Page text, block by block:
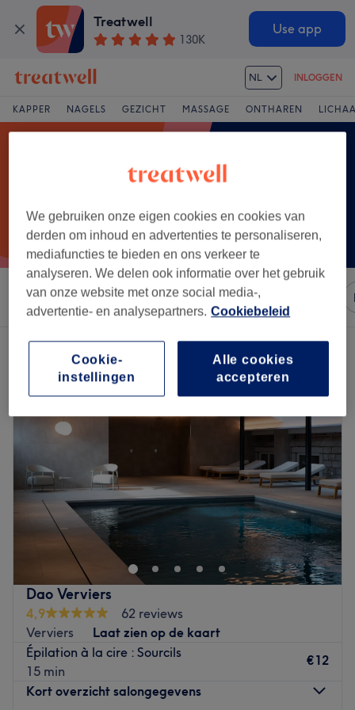
Treatwell
130K
Use app
NL INLOGGEN
KAPPER NAGELS GEZICHT MASSAGE ONTHAREN
Sorteer op Merken Salons Expresaanbiedingen
Een salon met:wenkbrauwen waxen in Verviers
Dao Verviers
4,9
62 reviews
Verviers
Laat zien op de kaart
Épilation à la cire : Sourcils
15 min
€12
Kort overzicht salongegevens
We gebruiken onze eigen cookies en cookies van
derden om inhoud en advertenties te personaliseren,
mediafuncties te bieden en ons verkeer te
analyseren. We delen ook informatie over het gebruik
van onze website met onze social media-,
advertentie- en analysepartners. Cookiebeleid
Alle cookies
accepteren
Cookie-
instellingen